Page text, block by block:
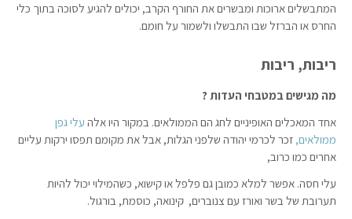
המתבשלים ארוכות ומבשרים את החורף הקרב, יכולים להגיע לסוכה בתוך כלי
החרס או הברזל שבו התבשלו ולשמור על חומם.
ריבות, ריבות
מה מגישים במטבחי העדות ?
אחד המאכלים האופיניים לחג הם הממולאים. במקור היו אלה עלי גפן
ממולאים, זכר לכרמי יהודה שלפני הגלות, אבל את מקומם תפסו ירקות עליים
אחרים כמו כרוב,
עלי חסה. אפשר למלא כמובן גם פלפל או קישוא, כשהמילוי יכול להיות
תערובת של בשר ואורז עם צנוברים, קינואה, כוסמת, בורגול.